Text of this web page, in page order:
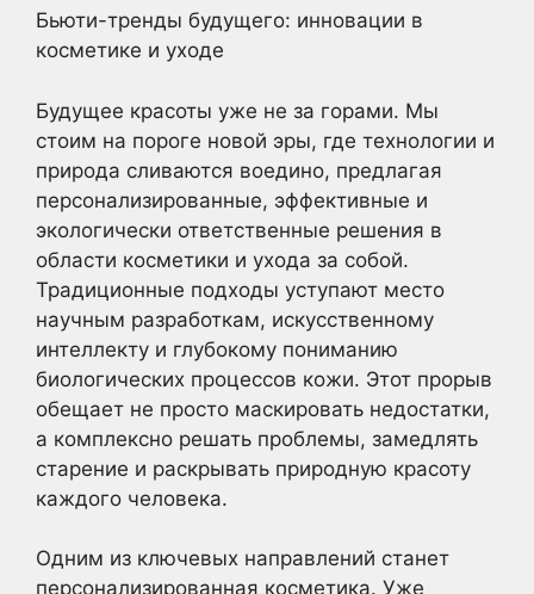
Бьюти-тренды будущего: инновации в
косметике и уходе
Будущее красоты уже не за горами. Мы
стоим на пороге новой эры, где технологии и
природа сливаются воедино, предлагая
персонализированные, эффективные и
экологически ответственные решения в
области косметики и ухода за собой.
Традиционные подходы уступают место
научным разработкам, искусственному
интеллекту и глубокому пониманию
биологических процессов кожи. Этот прорыв
обещает не просто маскировать недостатки,
а комплексно решать проблемы, замедлять
старение и раскрывать природную красоту
каждого человека.
Одним из ключевых направлений станет
персонализированная косметика. Уже